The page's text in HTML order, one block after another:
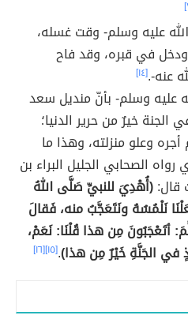
عليه وسلم- وقت غسله،
في قبره، وقد فاح
عنه-.[١٤]
عليه وسلم- بأنّ منديل سعد
خيرٌ من حرير الدنيا؛
وعلو منزلته، وهذا ما
الصحابي الجليل البراء بن
قال:(أُهْدِيَ للنبيِّ صَلَّى اللهُ
نَلْمُسُهُ ونَتَعَجَّبُ منه، فَقالَ
أتَعْجَبُونَ مِن هذا قُلْنَا: نَعَمْ،
في الجَنَّةِ خَيْرٌ مِن هذا).[١٥] [١٦]